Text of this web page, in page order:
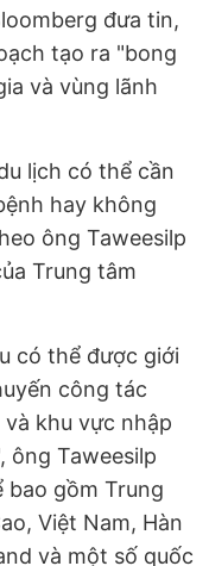
đưa tin,
tạo ra "bong
và vùng lãnh
lịch có thể cần
hay không
ông Taweesilp
Trung tâm
có thể được giới
công tác
khu vực nhập
ông Taweesilp
bao gồm Trung
Việt Nam, Hàn
và một số quốc